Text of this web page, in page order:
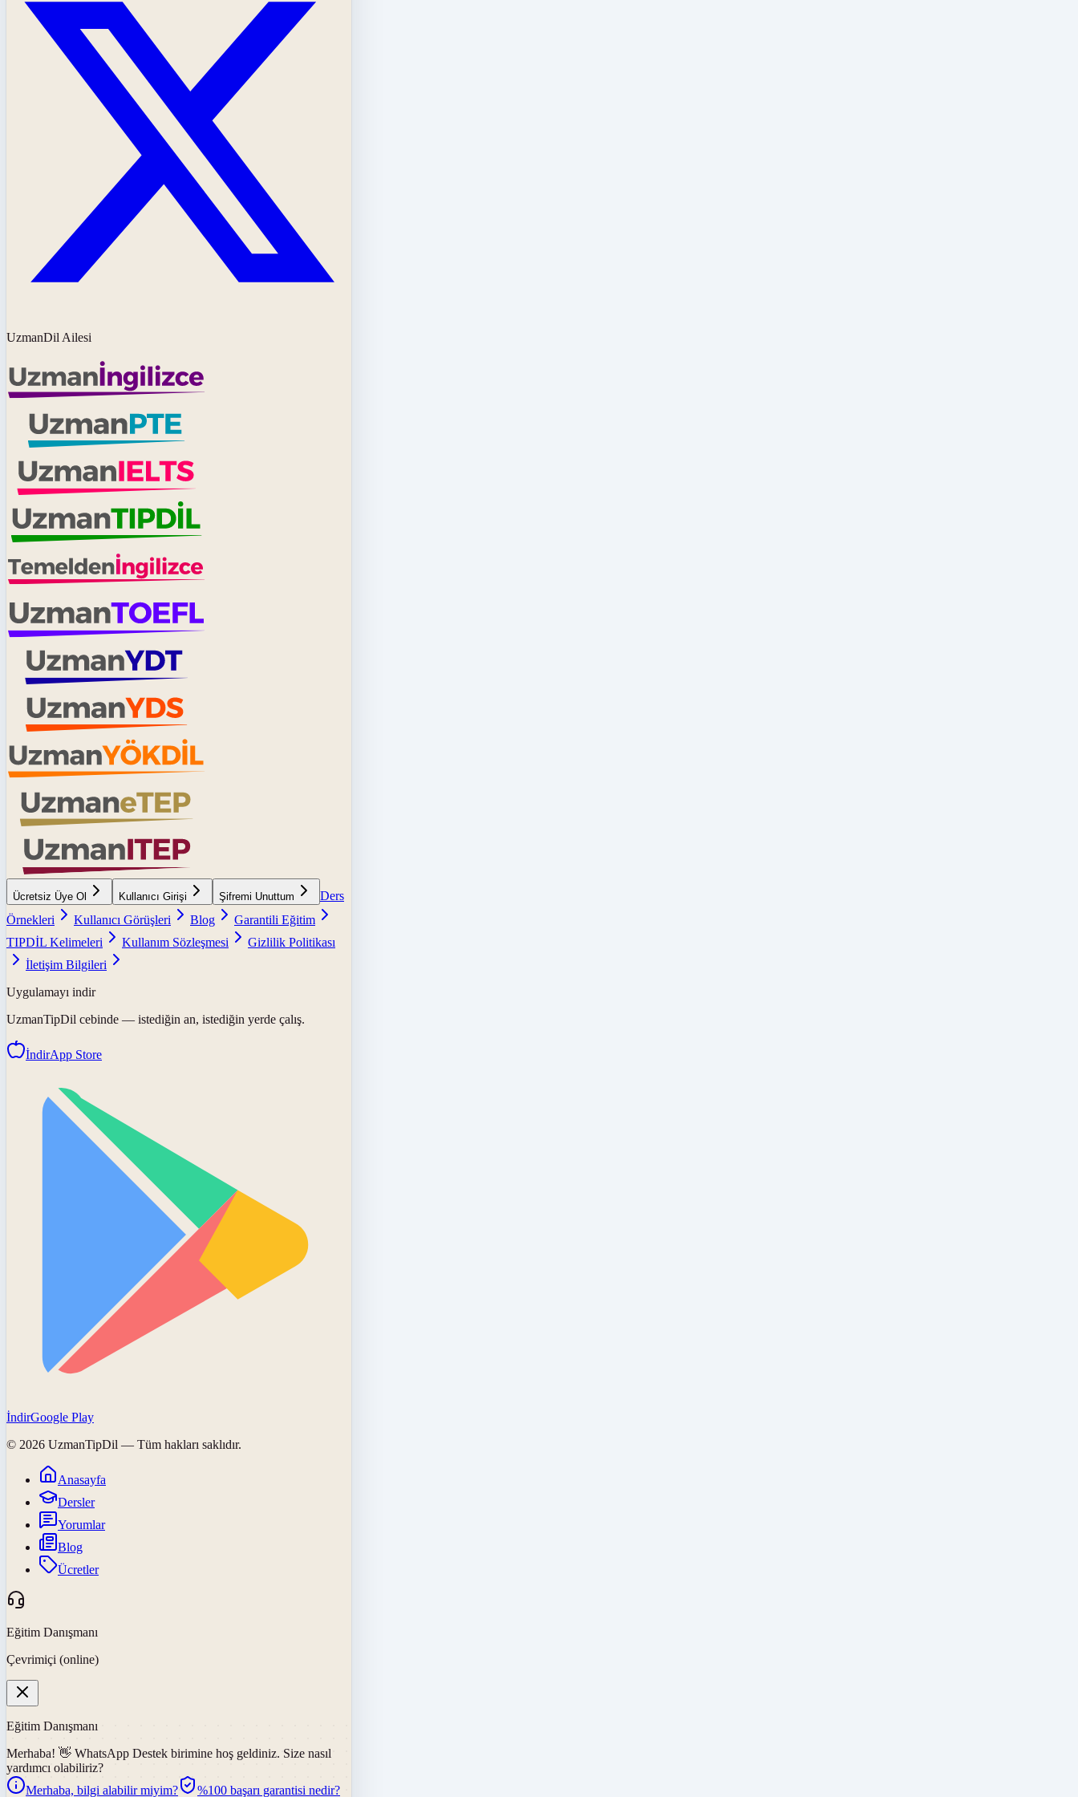
UzmanDil Ailesi
Ücretsiz Üye Ol Kullanıcı Girişi Şifremi Unuttum
Ders
Örnekleri
Kullanıcı Görüşleri Blog
Garantili Eğitim
TIPDİL Kelimeleri
Kullanım Sözleşmesi
Gizlilik Politikası
İletişim Bilgileri
Uygulamayı indir
UzmanTipDil cebinde — istediğin an, istediğin yerde çalış.
İndirApp Store
İndirGoogle Play
© 2026 UzmanTipDil — Tüm hakları saklıdır.
Anasayfa
Dersler
Yorumlar
Blog
Ücretler
Eğitim Danışmanı
Çevrimiçi (online)
Eğitim Danışmanı
Merhaba! 👋 WhatsApp Destek birimine hoş geldiniz. Size nasıl
yardımcı olabiliriz?
Merhaba, bilgi alabilir miyim?
%100 başarı garantisi nedir?